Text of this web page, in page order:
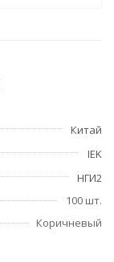
Китай
IEK
НГИ2
100 шт.
Коричневый